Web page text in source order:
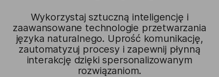
Wykorzystaj sztuczną inteligencję i
zaawansowane technologie przetwarzania
języka naturalnego. Uprość komunikację,
zautomatyzuj procesy i zapewnij płynną
interakcję dzięki spersonalizowanym
rozwiązaniom.